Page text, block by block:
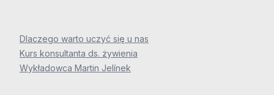
Dlaczego warto uczyć się u nas
Kurs konsultanta ds. żywienia
Wykładowca Martin Jelínek